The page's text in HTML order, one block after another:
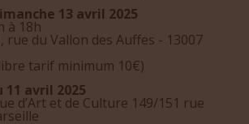
13 avril 2025
à 18h
rue du Vallon des Auffes - 13007
tarif minimum 10€)
11 avril 2025
d’Art et de Culture 149/151 rue